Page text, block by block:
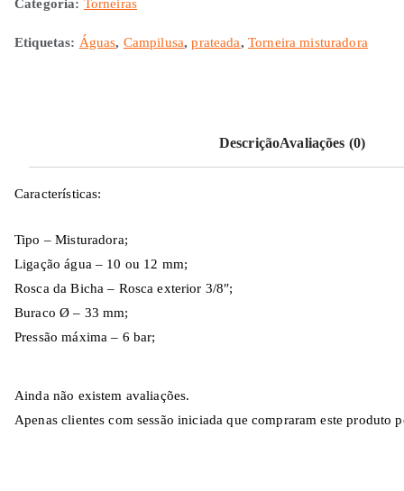
Categoria: Torneiras
Etiquetas: Águas, Campilusa,prateada, Torneira misturadora
DescriçãoAvaliações (0)
Características:
Tipo – Misturadora;
Ligação água – 10 ou 12 mm;
Rosca da Bicha – Rosca exterior 3/8″;
Buraco Ø – 33 mm;
Pressão máxima – 6 bar;
Ainda não existem avaliações.
Apenas clientes com sessão iniciada que compraram este produto